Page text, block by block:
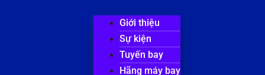
Giới thiệu
Sự kiện
Tuyến bay
Hãng máy bay